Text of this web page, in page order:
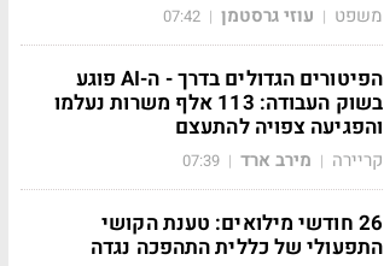
משפט | עוזי גרסטמן |
07:42
הפיטורים הגדולים בדרך - ה-AI פוגע
בשוק העבודה: 113 אלף משרות נעלמו
והפגיעה צפויה להתעצם
קריירה | מירב ארד |
07:39
26 חודשי מילואים: טענת הקושי
התפעולי של כללית התהפכה נגדה